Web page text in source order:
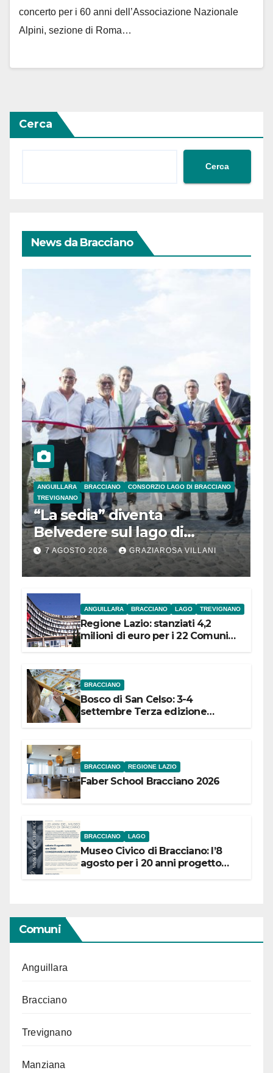
concerto per i 60 anni dell’Associazione Nazionale
Alpini, sezione di Roma…
Cerca
Cerca
News da Bracciano
ANGUILLARA BRACCIANO
CONSORZIO LAGO DI BRACCIANO
TREVIGNANO
“La sedia” diventa
Belvedere sul lago di
Bracciano: ieri
l’inaugurazione
7 AGOSTO 2026 GRAZIAROSA VILLANI
ANGUILLARA BRACCIANO LAGO TREVIGNANO
Regione Lazio: stanziati 4,2
milioni di euro per i 22 Comuni
BRACCIANO
Bosco di San Celso: 3-4
settembre Terza edizione
BRACCIANO REGIONE LAZIO
Faber School Bracciano 2026
BRACCIANO LAGO
Museo Civico di Bracciano: l’8
agosto per i 20 anni progetto
Comuni
Anguillara
Bracciano
Trevignano
Manziana